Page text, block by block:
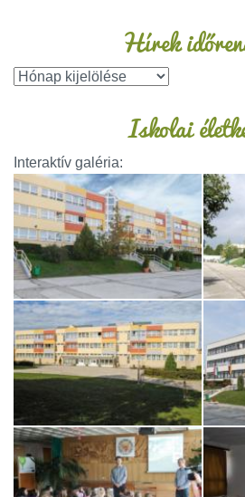
Hírek
Iskolai
Interaktív galéria: